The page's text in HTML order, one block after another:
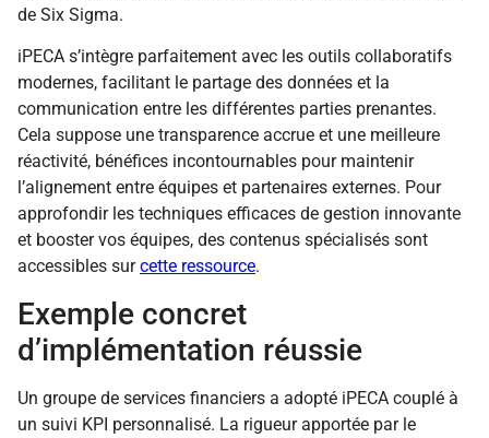
de Six Sigma.
iPECA s’intègre parfaitement avec les outils collaboratifs
modernes, facilitant le partage des données et la
communication entre les différentes parties prenantes.
Cela suppose une transparence accrue et une meilleure
réactivité, bénéfices incontournables pour maintenir
l’alignement entre équipes et partenaires externes. Pour
approfondir les techniques efficaces de gestion innovante
et booster vos équipes, des contenus spécialisés sont
accessibles surcette ressource.
Exemple concret
d’implémentation réussie
Un groupe de services financiers a adopté iPECA couplé à
un suivi KPI personnalisé. La rigueur apportée par le